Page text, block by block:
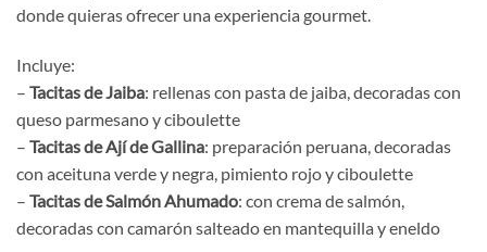
donde quieras ofrecer una experiencia gourmet.
Incluye:
– Tacitas de Jaiba: rellenas con pasta de jaiba, decoradas con
queso parmesano y ciboulette
– Tacitas de Ají de Gallina: preparación peruana, decoradas
con aceituna verde y negra, pimiento rojo y ciboulette
– Tacitas de Salmón Ahumado: con crema de salmón,
decoradas con camarón salteado en mantequilla y eneldo